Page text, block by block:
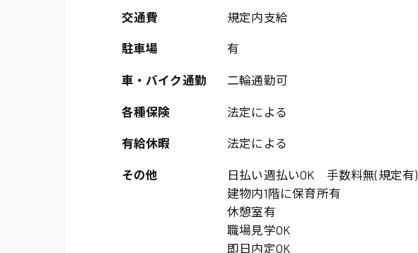
貿易事務
医療事務
IT・クリエイティブ系
DTPオペレーター
システムエンジニア プログラマー
販売・サービス・フード系
経営企画
熊本県
愛知県
千葉県
時給1300円〜
交通費 規定内支給
駐車場 有
車・バイク通勤 二輪通勤可
各種保険 法定による
有給休暇 法定による
その他
日払い週払いOK 手数料無(規定有)
建物内1階に保育所有
休憩室有
職場見学OK
即日内定OK